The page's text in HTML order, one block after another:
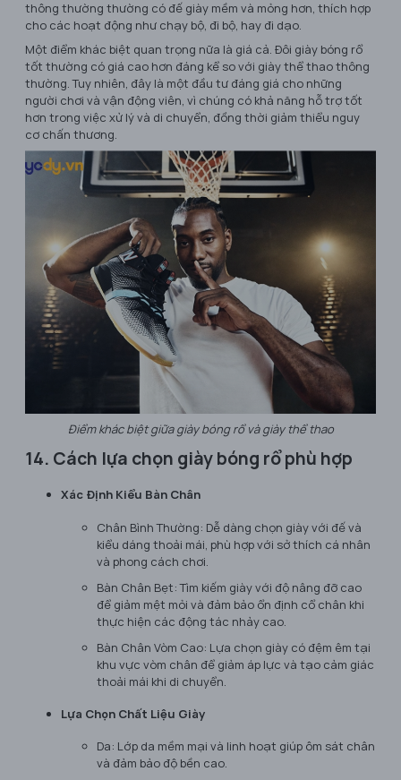
thông thường thường có đế giày mềm và mỏng hơn, thích hợp
cho các hoạt động như chạy bộ, đi bộ, hay đi dạo.
Một điểm khác biệt quan trọng nữa là giá cả. Đôi giày bóng rổ
tốt thường có giá cao hơn đáng kể so với giày thể thao thông
thường. Tuy nhiên, đây là một đầu tư đáng giá cho những
người chơi và vận động viên, vì chúng có khả năng hỗ trợ tốt
hơn trong việc xử lý và di chuyển, đồng thời giảm thiểu nguy
cơ chấn thương.
Điểm khác biệt giữa giày bóng rổ và giày thể thao
14. Cách lựa chọn giày bóng rổ phù hợp
Xác Định Kiểu Bàn Chân
Chân Bình Thường: Dễ dàng chọn giày với đế và
kiểu dáng thoải mái, phù hợp với sở thích cá nhân
và phong cách chơi.
Bàn Chân Bẹt: Tìm kiếm giày với độ nâng đỡ cao
để giảm mệt mỏi và đảm bảo ổn định cổ chân khi
thực hiện các động tác nhảy cao.
Bàn Chân Vòm Cao: Lựa chọn giày có đệm êm tại
khu vực vòm chân để giảm áp lực và tạo cảm giác
thoải mái khi di chuyển.
Lựa Chọn Chất Liệu Giày
Da: Lớp da mềm mại và linh hoạt giúp ôm sát chân
và đảm bảo độ bền cao.